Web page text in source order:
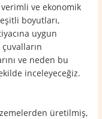
ve ekonomik
boyutları,
uygun
ve neden bu
inceleyeceğiz.
üretilmiş,